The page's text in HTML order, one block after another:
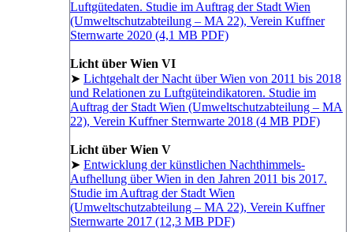
Luftgütedaten. Studie im Auftrag der Stadt Wien
(Umweltschutzabteilung – MA 22), Verein Kuffner
Sternwarte 2020 (4,1 MB PDF)
Licht über Wien VI
➤ Lichtgehalt der Nacht über Wien von 2011 bis 2018
und Relationen zu Luftgüteindikatoren. Studie im
Auftrag der Stadt Wien (Umweltschutzabteilung – MA
22), Verein Kuffner Sternwarte 2018 (4 MB PDF)
Licht über Wien V
➤ Entwicklung der künstlichen Nachthimmels-
Aufhellung über Wien in den Jahren 2011 bis 2017.
Studie im Auftrag der Stadt Wien
(Umweltschutzabteilung – MA 22), Verein Kuffner
Sternwarte 2017 (12,3 MB PDF)